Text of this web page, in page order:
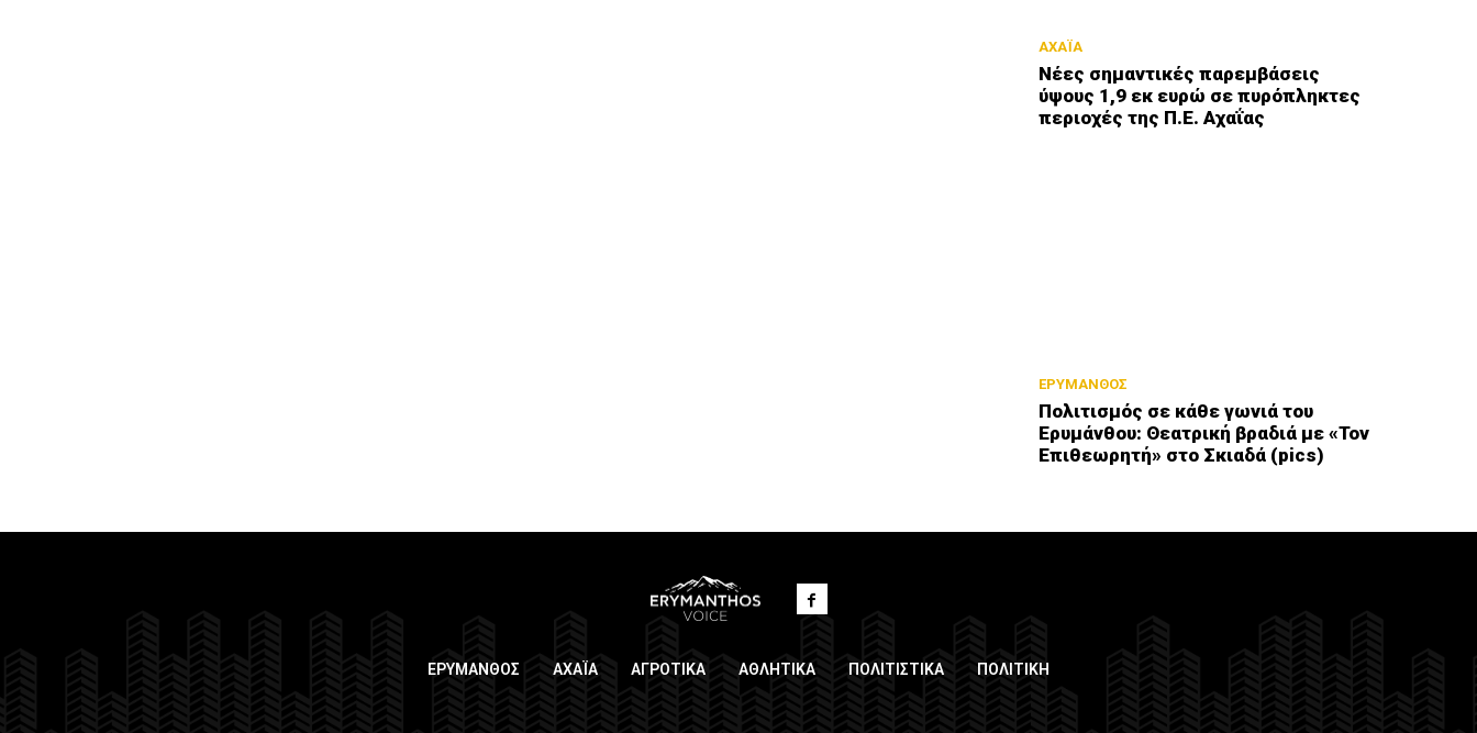
ΑΧΑΪΑ
Νέες σημαντικές παρεμβάσεις
ύψους 1,9 εκ ευρώ σε πυρόπληκτες
περιοχές της Π.Ε. Αχαΐας
ΕΡΥΜΑΝΘΟΣ
Πολιτισμός σε κάθε γωνιά του
Ερυμάνθου: Θεατρική βραδιά με «Τον
Επιθεωρητή» στο Σκιαδά (pics)
ΕΡΥΜΑΝΘΟΣ ΑΧΑΪΑ ΑΓΡΟΤΙΚΑ ΑΘΛΗΤΙΚΑ ΠΟΛΙΤΙΣΤΙΚΑ ΠΟΛΙΤΙΚΗ